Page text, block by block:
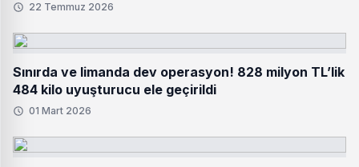
22 Temmuz 2026
Sınırda ve limanda dev operasyon! 828 milyon TL’lik
484 kilo uyuşturucu ele geçirildi
01 Mart 2026